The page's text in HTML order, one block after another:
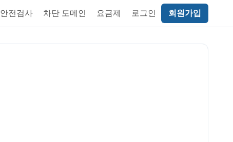
전검사 차단 도메인 요금제 로그인 회원가입